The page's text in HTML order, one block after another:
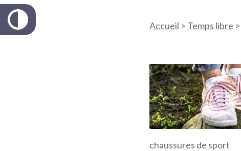
Accueil > Temps libre >
chaussures de sport